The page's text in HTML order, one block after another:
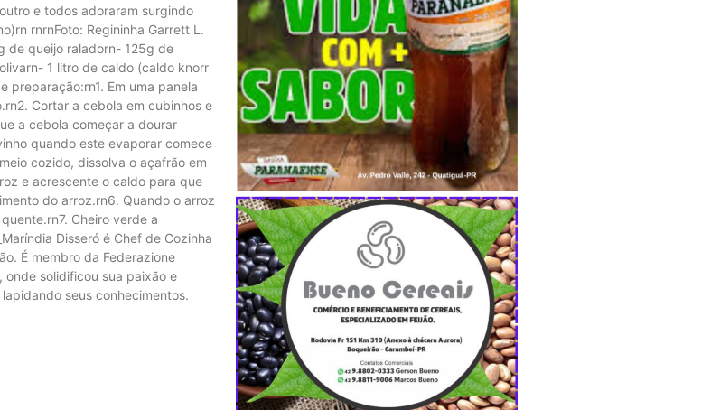
e todos adoraram surgindo
rnrnFoto: Regininha Garrett L.
de queijo raladorn- 125g de
1 litro de caldo (caldo knorr
Em uma panela
Cortar a cebola em cubinhos e
a cebola começar a dourar
quando este evaporar comece
cozido, dissolva o açafrão em
e acrescente o caldo para que
do arroz.rn6. Quando o arroz
Cheiro verde a
Disseró é Chef de Cozinha
É membro da Federazione
onde solidificou sua paixão e
seus conhecimentos.